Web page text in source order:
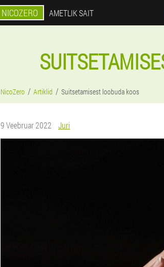
NICOZERO AMETLIK SAIT
NicoZero Artiklid Suitsetamisest loobuda koos
9 Veebruar 2022 Juri